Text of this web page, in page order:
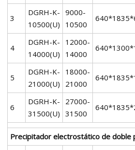
3
DGRH-K-
10500(U)
9000-
10500
4
DGRH-K-
14000(U)
12000-
14000
5
DGRH-K-
21000(U)
18000-
21000
6
DGRH-K-
31500(U)
27000-
31500
Precipitador electrostático de doble